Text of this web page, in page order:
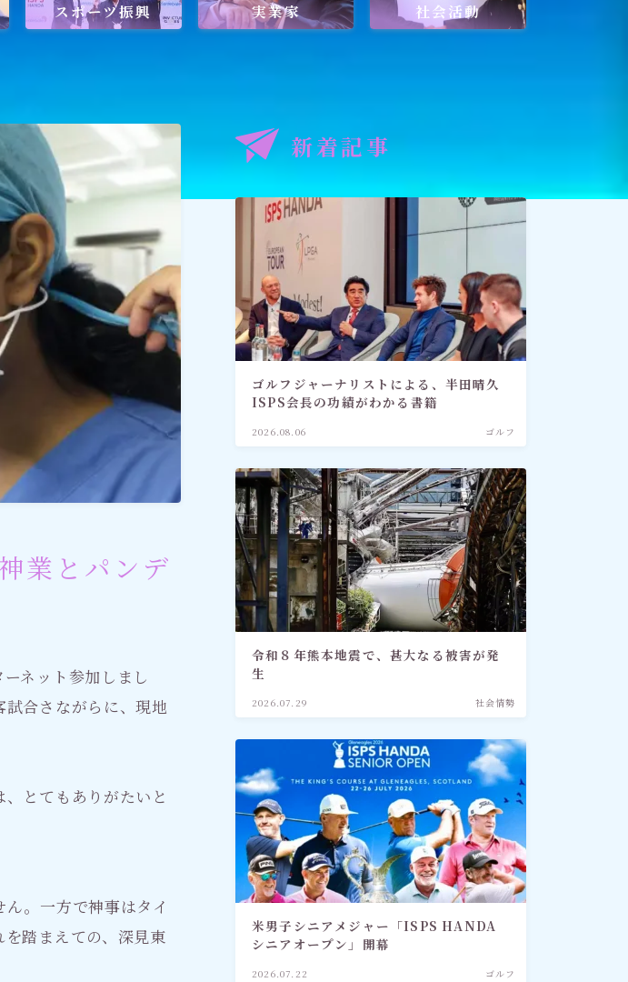
を知るのにおすすめの記事
ルドメイトで何を学ぶ？ 禅とワールドメイト
ールドメイトの救霊
「深見東州直伝！ 願いが叶う祈
り方教室・入門篇」
スポーツ振興 実業家 社会活動
業とパンデ
ネット参加しまし
合さながらに、現地
とてもありがたいと
。一方で神事はタイ
踏まえての、深見東
新着記事
ゴルフジャーナリストによる、半田晴久
ISPS会長の功績がわかる書籍
2026.08.06 ゴルフ
令和８年熊本地震で、甚大なる被害が発
生
2026.07.29 社会情勢
米男子シニアメジャー「ISPS HANDA
シニアオープン」開幕
2026.07.22 ゴルフ